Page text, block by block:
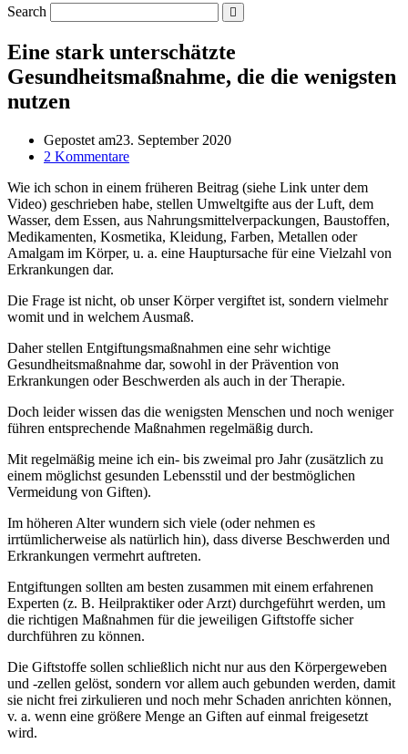
Search
Eine stark unterschätzte
Gesundheitsmaßnahme, die die wenigsten
nutzen
Gepostet am23. September 2020
2 Kommentare
Wie ich schon in einem früheren Beitrag (siehe Link unter dem
Video) geschrieben habe, stellen Umweltgifte aus der Luft, dem
Wasser, dem Essen, aus Nahrungsmittelverpackungen, Baustoffen,
Medikamenten, Kosmetika, Kleidung, Farben, Metallen oder
Amalgam im Körper, u. a. eine Hauptursache für eine Vielzahl von
Erkrankungen dar.
Die Frage ist nicht, ob unser Körper vergiftet ist, sondern vielmehr
womit und in welchem Ausmaß.
Daher stellen Entgiftungsmaßnahmen eine sehr wichtige
Gesundheitsmaßnahme dar, sowohl in der Prävention von
Erkrankungen oder Beschwerden als auch in der Therapie.
Doch leider wissen das die wenigsten Menschen und noch weniger
führen entsprechende Maßnahmen regelmäßig durch.
Mit regelmäßig meine ich ein- bis zweimal pro Jahr (zusätzlich zu
einem möglichst gesunden Lebensstil und der bestmöglichen
Vermeidung von Giften).
Im höheren Alter wundern sich viele (oder nehmen es
irrtümlicherweise als natürlich hin), dass diverse Beschwerden und
Erkrankungen vermehrt auftreten.
Entgiftungen sollten am besten zusammen mit einem erfahrenen
Experten (z. B. Heilpraktiker oder Arzt) durchgeführt werden, um
die richtigen Maßnahmen für die jeweiligen Giftstoffe sicher
durchführen zu können.
Die Giftstoffe sollen schließlich nicht nur aus den Körpergeweben
und -zellen gelöst, sondern vor allem auch gebunden werden, damit
sie nicht frei zirkulieren und noch mehr Schaden anrichten können,
v. a. wenn eine größere Menge an Giften auf einmal freigesetzt
wird.